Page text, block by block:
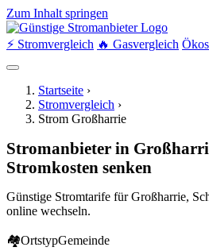
Zum Inhalt springen
⚡ Stromvergleich 🔥 Gasvergleich
Startseite ›
Stromvergleich ›
Strom Großharrie
Stromanbieter in
Stromkosten senken
Günstige Stromtarife für Großharrie,
online wechseln.
🏘OrtstypGemeinde